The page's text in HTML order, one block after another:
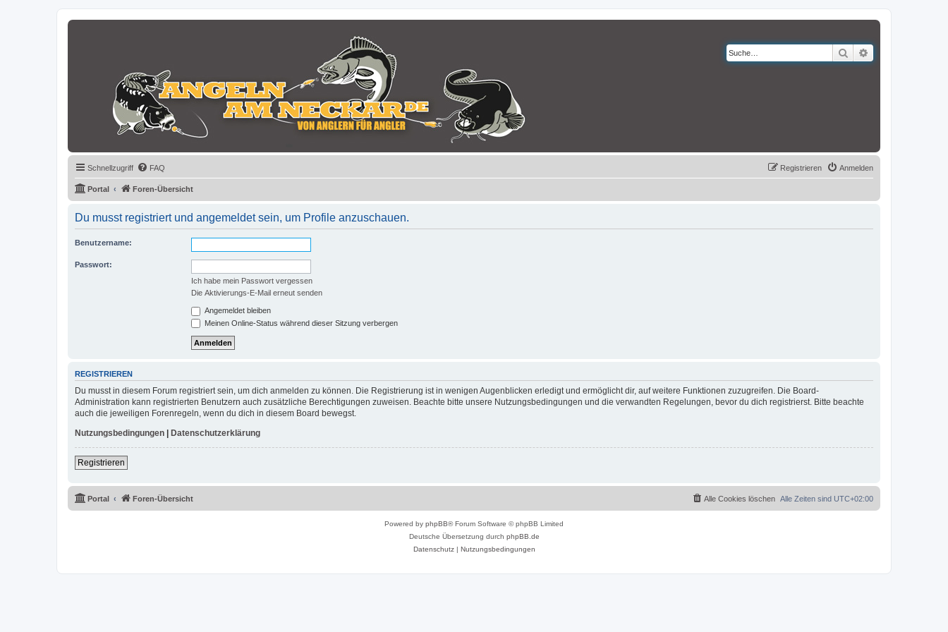
Suche
Schnellzugriff FAQ Anmelden
Registrieren
Portal Foren-Übersicht
Du musst registriert und angemeldet sein, um Profile anzuschauen.
Benutzername:
Passwort:
Ich habe mein Passwort vergessen
Die Aktivierungs-E-Mail erneut senden
Angemeldet bleiben
Meinen Online-Status während dieser Sitzung verbergen
REGISTRIEREN
Du musst in diesem Forum registriert sein, um dich anmelden zu können. Die Registrierung ist in wenigen Augenblicken erledigt und ermöglicht dir, auf weitere Funktionen zuzugreifen. Die Board-
Administration kann registrierten Benutzern auch zusätzliche Berechtigungen zuweisen. Beachte bitte unsere Nutzungsbedingungen und die verwandten Regelungen, bevor du dich registrierst. Bitte beachte
auch die jeweiligen Forenregeln, wenn du dich in diesem Board bewegst.
Nutzungsbedingungen | Datenschutzerklärung
Registrieren
Portal Foren-Übersicht Alle Zeiten sind UTC+02:00
Alle Cookies löschen
Powered by phpBB® Forum Software © phpBB Limited
Deutsche Übersetzung durch phpBB.de
Datenschutz| Nutzungsbedingungen